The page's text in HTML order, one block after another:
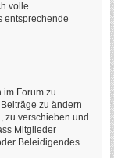
volle
entsprechende
im Forum zu
zu ändern
zu verschieben und
Mitglieder
Beleidigendes